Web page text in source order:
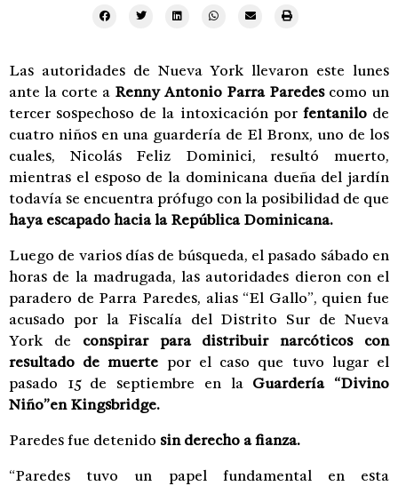
Las autoridades de Nueva York llevaron este lunes
ante la corte a Renny Antonio Parra Paredescomo un
tercer sospechoso de la intoxicación por fentanilode
cuatro niños en una guardería de El Bronx, uno de los
cuales, Nicolás Feliz Dominici, resultó muerto,
mientras el esposo de la dominicana dueña del jardín
todavía se encuentra prófugo con la posibilidad de que
haya escapado hacia la República Dominicana.
Luego de varios días de búsqueda, el pasado sábado en
horas de la madrugada, las autoridades dieron con el
paradero de Parra Paredes, alias “El Gallo”, quien fue
acusado por la Fiscalía del Distrito Sur de Nueva
York de conspirar para distribuir narcóticos con
resultado de muerte por el caso que tuvo lugar el
pasado 15 de septiembre en la Guardería “Divino
Niño”en Kingsbridge.
Paredes fue detenido sin derecho a fianza.
“Paredes tuvo un papel fundamental en esta